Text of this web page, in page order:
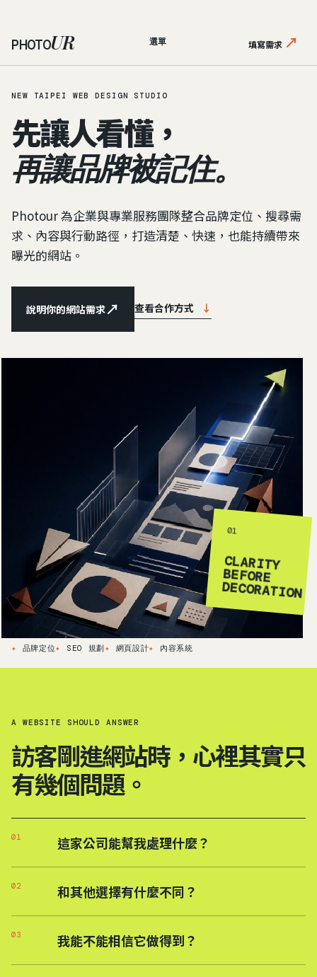
PHOTOUR 選單 填寫需求 ↗
NEW TAIPEI WEB DESIGN STUDIO
先讓人看懂，
再讓品牌被記住。
Photour 為企業與專業服務團隊整合品牌定位、搜尋需
求、內容與行動路徑，打造清楚、快速，也能持續帶來
曝光的網站。
說明你的網站需求↗ 查看合作方式 ↓
01
CLARITY
BEFORE
DECORATION
品牌定位 SEO 規劃 網頁設計 內容系統
A WEBSITE SHOULD ANSWER
訪客剛進網站時，心裡其實只
有幾個問題。
01 這家公司能幫我處理什麼？
02 和其他選擇有什麼不同？
03 我能不能相信它做得到？